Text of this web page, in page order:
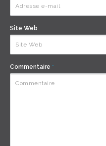
Site Web
Commentaire *